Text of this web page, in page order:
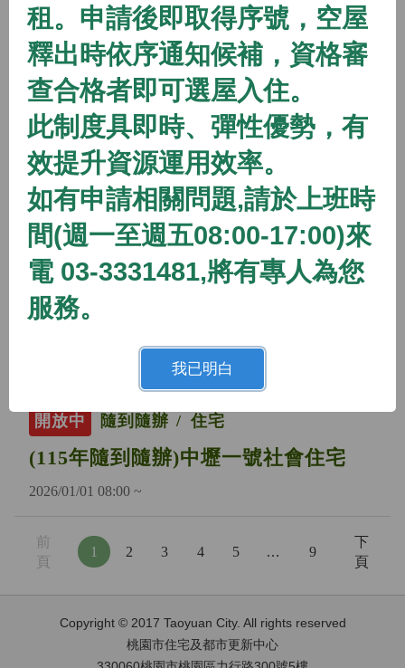
開放中 隨到隨辦 住宅
(115年隨到隨辦)八德三號社會住宅
2026/01/01 08:00 ~
開放中 隨到隨辦 住宅
(115年隨到隨辦)蘆竹一號社會住宅
2026/01/01 08:00 ~
開放中
開放中 隨到隨辦 住宅
(115年隨到隨辦)中壢一號社會住宅
2026/01/01 08:00 ~
前
頁
1 2 3 4 5 … 9
下
頁
Copyright © 2017 Taoyuan City. All rights reserved
桃園市住宅及都市更新中心
租。申請後即取得序號，空屋
釋出時依序通知候補，資格審
查合格者即可選屋入住。
此制度具即時、彈性優勢，有
效提升資源運用效率。
如有申請相關問題,請於上班時
間(週一至週五08:00-17:00)來
電 03-3331481,將有專人為您
服務。
我已明白